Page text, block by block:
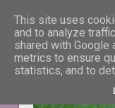
La
DESPRE TOT
This site uses
and to analyze
shared with Google
metrics to ensure
statistics, and to